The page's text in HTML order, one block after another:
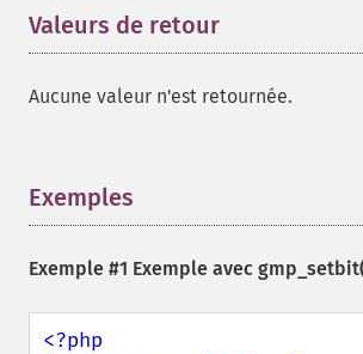
Valeurs de retour
Aucune valeur n'est retournée.
Exemples
Exemple #1 Exemple avec
<?php